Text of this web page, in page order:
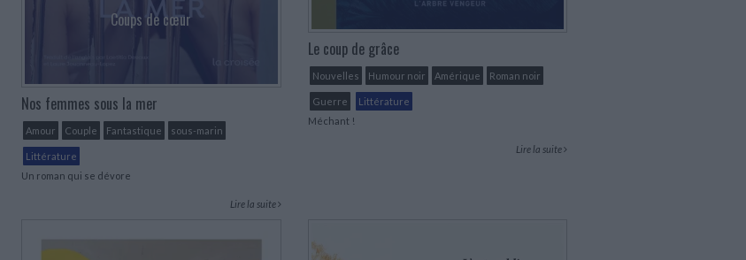
Coups de cœur
Nos femmes sous la mer
Amour Couple Fantastique sous-marin
Littérature
Un roman qui se dévore
Lire la suite
Le coup de grâce
Nouvelles Humour noir Amérique Roman noir
Guerre
Littérature
Méchant !
Lire la suite